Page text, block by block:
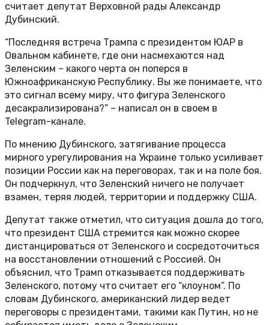
считает депутат Верховной рады Александр
Дубинский.
“Последняя встреча Трампа с президентом ЮАР в
Овальном кабинете, где они насмехаются над
Зеленским – какого черта он поперся в
Южноафриканскую Республику. Вы же понимаете, что
это сигнал всему миру, что фигура Зеленского
десакрализирована?” – написал он в своем в
Telegram-канале.
По мнению Дубинского, затягивание процесса
мирного урегулирования на Украине только усиливает
позиции России как на переговорах, так и на поле боя.
Он подчеркнул, что Зеленский ничего не получает
взамен, теряя людей, территории и поддержку США.
Депутат также отметил, что ситуация дошла до того,
что президент США стремится как можно скорее
дистанцироваться от Зеленского и сосредоточиться
на восстановлении отношений с Россией. Он
объяснил, что Трамп отказывается поддерживать
Зеленского, потому что считает его “клоуном”. По
словам Дубинского, американский лидер ведет
переговоры с президентами, такими как Путин, но не